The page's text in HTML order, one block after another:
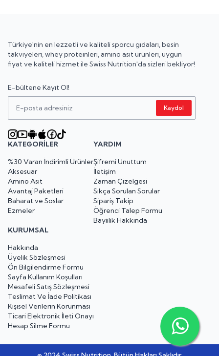
Türkiye'nin en lezzetli ve kaliteli sporcu gıdaları, besin
takviyeleri, whey proteinleri, amino asit ürünleri, uygun
fiyat ve kaliteli hizmet ile Swiss Nutrition'da sizleri bekliyor!
E-bültene Kayıt Ol!
Kaydol
KATEGORILER
%30 Varan İndirimli Ürünler
Aksesuar
Amino Asit
Avantaj Paketleri
Baharat ve Soslar
Ezmeler
YARDIM
Şifremi Unuttum
İletişim
Zaman Çizelgesi
Sıkça Sorulan Sorular
Sipariş Takip
Öğrenci Talep Formu
Bayiilik Hakkında
KURUMSAL
Hakkında
Üyelik Sözleşmesi
Ön Bilgilendirme Formu
Sayfa Kullanım Koşulları
Mesafeli Satış Sözleşmesi
Teslimat Ve İade Politikası
Kişisel Verilerin Korunması
Ticari Elektronik İleti Onayı
Hesap Silme Formu